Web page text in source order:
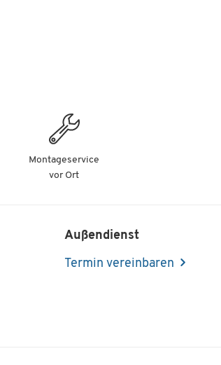
Montageservice
vor Ort
Außendienst
Termin vereinbaren